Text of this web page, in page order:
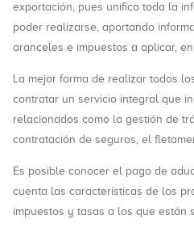
exportación, pues unifica toda la
poder realizarse, aportando
aranceles e impuestos a aplicar,
La mejor forma de realizar todos
contratar un servicio integral que
relacionados como la gestión de
contratación de seguros, el
Es posible conocer el pago de
cuenta las características de los
impuestos y tasas a los que están